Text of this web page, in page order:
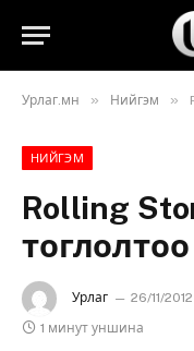
Урлаг.мн » Нийгэм »
НИЙГЭМ
Rolling
Урлаг 26/11/2012
1 минут уншина